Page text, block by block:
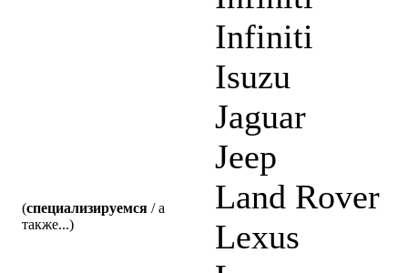
(специализируемся / а
также...)
Infiniti
Isuzu
Jaguar
Jeep
Land Rover
Lexus